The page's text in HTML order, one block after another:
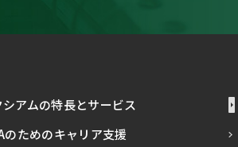
シアムの特長とサービス
のためのキャリア支援